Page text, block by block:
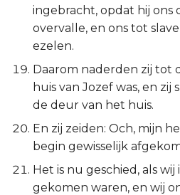
ingebracht, opdat hij ons
overvalle, en ons tot
ezelen.
Daarom naderden zij tot
huis van Jozef was, en
de deur van het huis.
En zij zeiden: Och, mijn
begin gewisselijk
Het is nu geschied, als
gekomen waren, en wij